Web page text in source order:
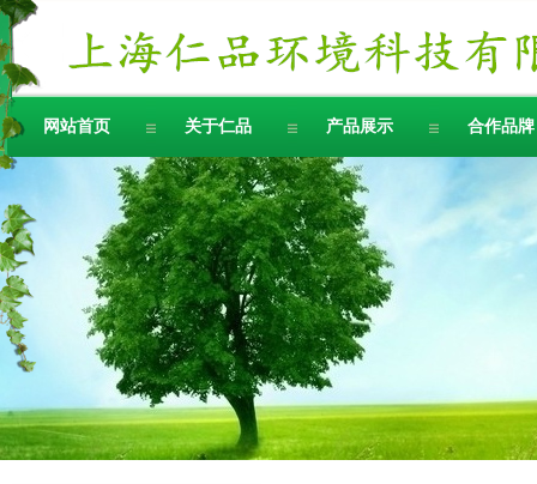
网站首页 关于仁品 产品展示 合作品牌